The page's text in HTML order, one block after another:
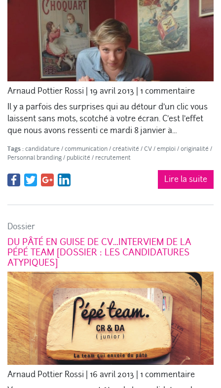
Arnaud Pottier Rossi | 19 avril 2013 | 1 commentaire
Il y a parfois des surprises qui au détour d’un clic vous
laissent sans mots, scotché à votre écran. C’est l’effet
que nous avons ressenti ce mardi 8 janvier à…
Tags : candidature /communication/créativité /CV/emploi /originalité /
Personnal branding/ publicité / recrutement
Lire la suite
Dossier
DU PÂTÉ EN GUISE DE CV…INTERVIEM DE LA
PÉPÉ TEAM [DOSSIER : LES CANDIDATURES
ATYPIQUES]
Arnaud Pottier Rossi 16 avril 2013
1 commentaire